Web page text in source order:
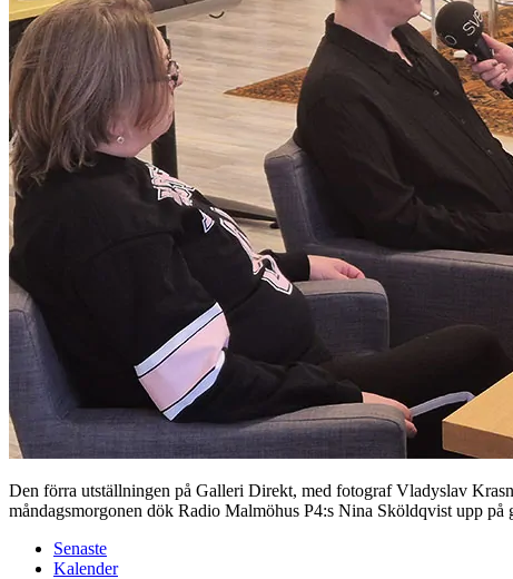
Den förra utställningen på Galleri Direkt, med fotograf Vladyslav
måndagsmorgonen dök Radio Malmöhus P4:s Nina Sköldqvist upp
Senaste
Kalender